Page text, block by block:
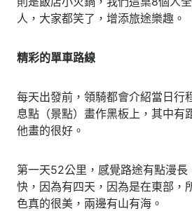
人，大家都笑了，增添旅途樂趣。
精彩的單車路線
每天出發前，領騎都會介紹當日行
息點（景點）畫作黑板上，其中有
他畫的很好。
第一天52公里，感覺路途有點漫長
快，因為有四天，因為是在東部，
色真的很美，兩邊有山有海。